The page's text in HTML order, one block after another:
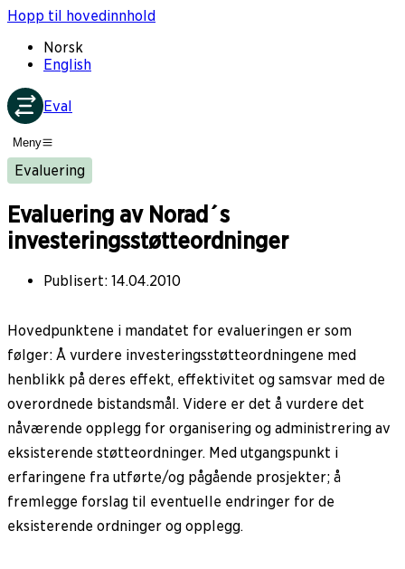
Hopp til hovedinnhold
Norsk
English
Eval
Meny
Evaluering
Evaluering av Norad´s
investeringsstøtteordninger
Publisert: 14.04.2010
Hovedpunktene i mandatet for evalueringen er som
følger: Å vurdere investeringsstøtteordningene med
henblikk på deres effekt, effektivitet og samsvar med de
overordnede bistandsmål. Videre er det å vurdere det
nåværende opplegg for organisering og administrering av
eksisterende støtteordninger. Med utgangspunkt i
erfaringene fra utførte/og pågående prosjekter; å
fremlegge forslag til eventuelle endringer for de
eksisterende ordninger og opplegg.